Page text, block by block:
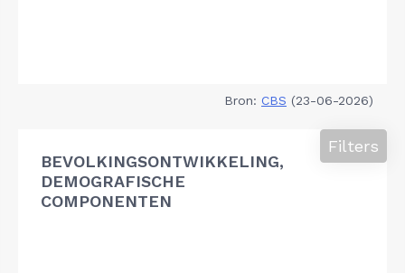
Bron: CBS (23-06-2026)
BEVOLKINGSONTWIKKELING,
DEMOGRAFISCHE
COMPONENTEN
Filters